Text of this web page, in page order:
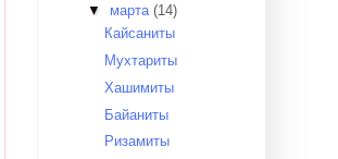
▼ марта (14)
Кайсаниты
Мухтариты
Хашимиты
Байаниты
Ризамиты